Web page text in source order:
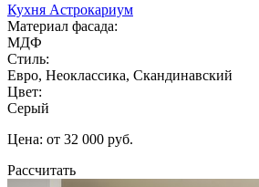
Кухня Астрокариум
Материал фасада:
МДФ
Стиль:
Евро, Неоклассика, Скандинавский
Цвет:
Серый
Цена: от 32 000 руб.
Рассчитать